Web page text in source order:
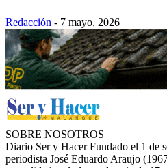
Redacción - 7 mayo, 2026
SOBRE NOSOTROS
Diario Ser y Hacer Fundado el 1 de
periodista José Eduardo Araujo